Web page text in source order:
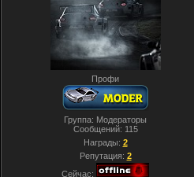
Профи
Группа: Модераторы
Сообщений: 115
Награды: 2
Репутация: 2
Сейчас: